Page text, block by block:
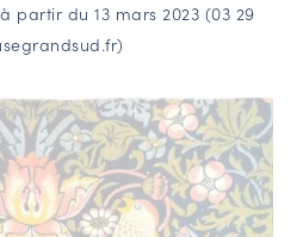
partir du 13 mars 2023 (03 29